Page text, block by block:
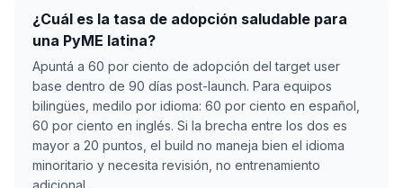
¿Cuál es la tasa de adopción saludable para
una PyME latina?
Apuntá a 60 por ciento de adopción del target user
base dentro de 90 días post-launch. Para equipos
bilingües, medilo por idioma: 60 por ciento en español,
60 por ciento en inglés. Si la brecha entre los dos es
mayor a 20 puntos, el build no maneja bien el idioma
minoritario y necesita revisión, no entrenamiento
adicional.